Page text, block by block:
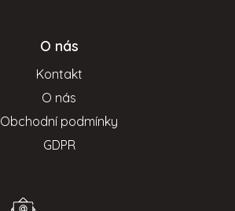
O nás
Kontakt
O nás
Obchodní podmínky
GDPR